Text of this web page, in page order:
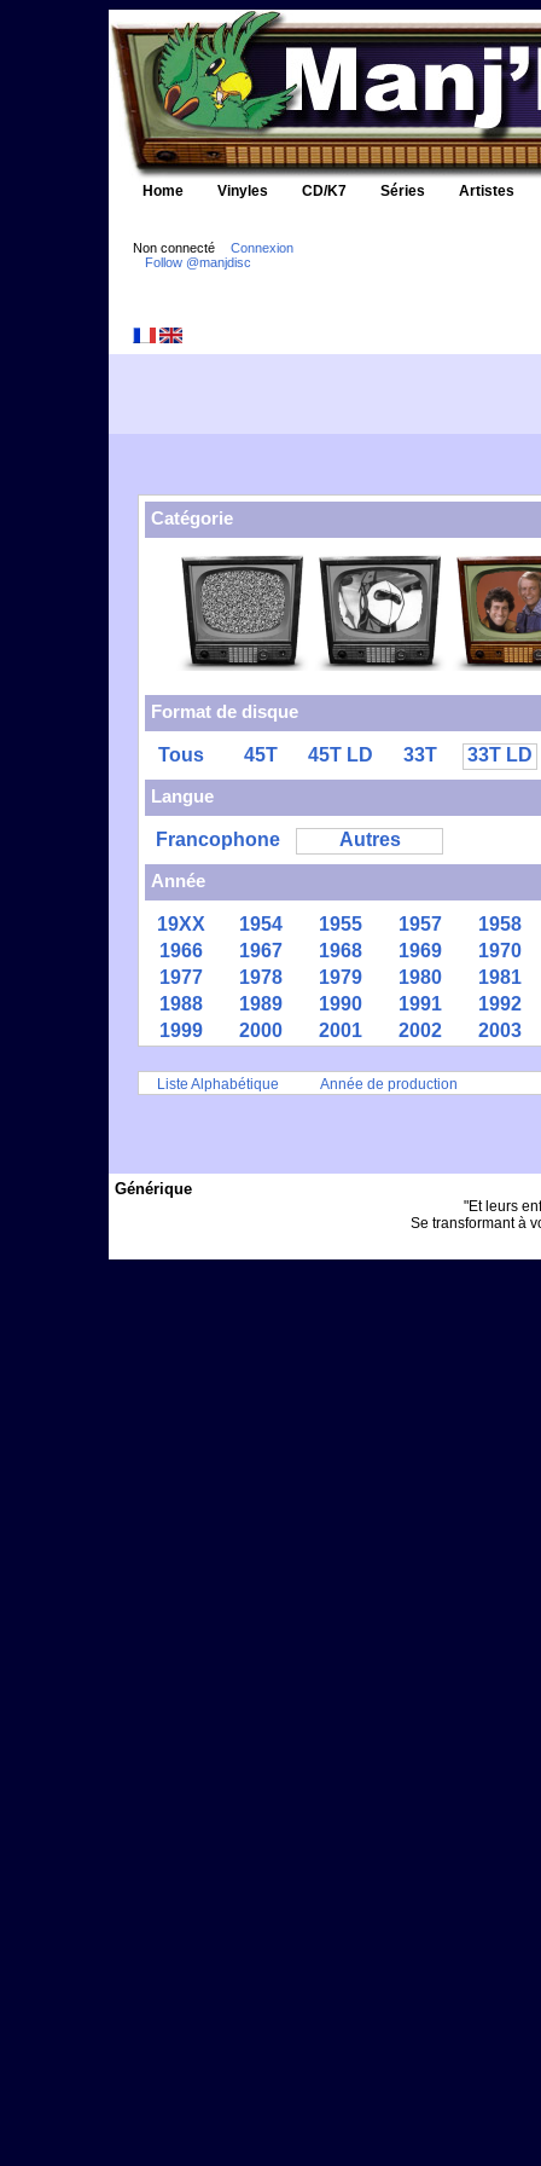
Home Vinyles CD/K7 Séries Artistes
Non connecté
Connexion
Follow @manjdisc
Catégorie
Format de disque
Tous 45T 45T LD 33T
33T LD
Langue
Francophone
Autres
Année
19XX 1954 1955 1957
1958
1966
1967 1968 1969
1970
1977
1978 1979 1980
1981
1988
1989 1990 1991
1992
1999
2000 2001 2002 2003
Liste Alphabétique Année de production
Générique
"Et leurs
Se transformant à